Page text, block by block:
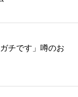
チです」噂のお